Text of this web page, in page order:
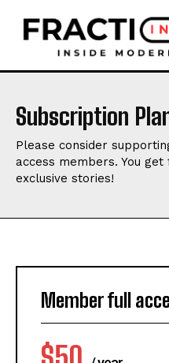
Subscription
Please consider
access members. You
exclusive stories!
Member full